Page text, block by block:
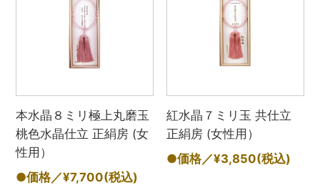
本水晶８ミリ極上丸磨玉
桃色水晶仕立 正絹房 (女
性用）
●価格／¥7,700(税込)
紅水晶７ミリ玉 共仕立
正絹房 (女性用）
●価格／¥3,850(税込)